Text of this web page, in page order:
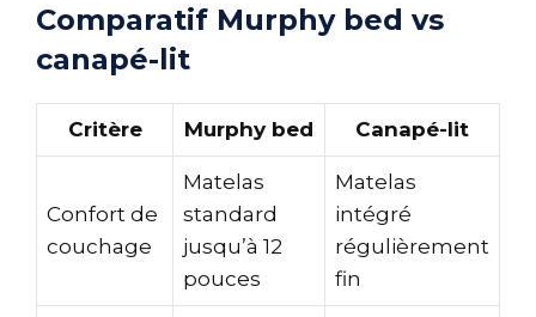
Comparatif Murphy bed vs
canapé-lit
Critère Murphy bed Canapé-lit
Confort de
couchage
Matelas
standard
jusqu’à 12
pouces
Matelas
intégré
régulièrement
fin